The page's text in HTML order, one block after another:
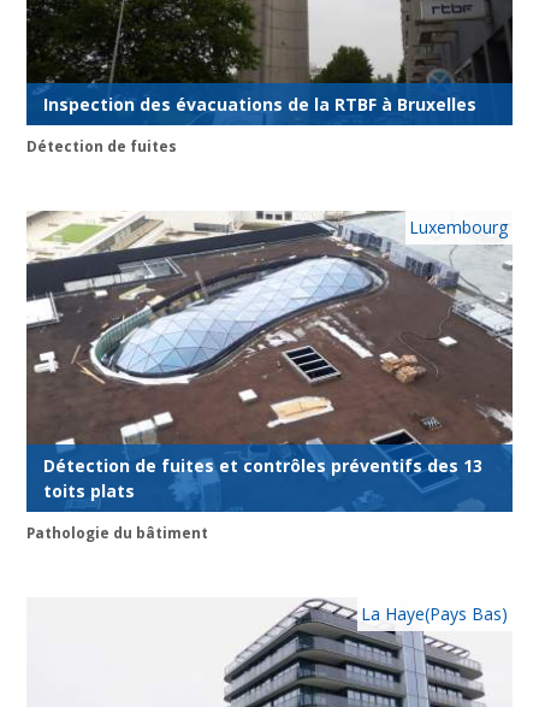
Inspection des évacuations de la RTBF à Bruxelles
Détection de fuites
Détection de fuites et contrôles préventifs des 13
toits plats
Luxembourg
Pathologie du bâtiment
La Haye(Pays Bas)